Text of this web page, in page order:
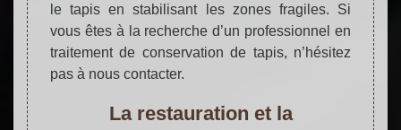
le tapis en stabilisant les zones fragiles. Si
vous êtes à la recherche d’un professionnel en
traitement de conservation de tapis, n’hésitez
pas à nous contacter.
La restauration et la